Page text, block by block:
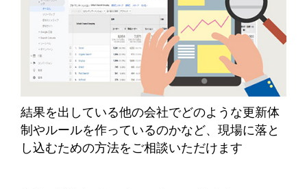
結果を出している他の会社でどのような更新体
制やルールを作っているのかなど、現場に落と
し込むための方法をご相談いただけます